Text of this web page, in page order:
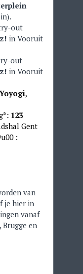
out
in Vooruit
out
in Vooruit
Yoyogi,
123
Gent
:
van
je hier in
vanaf
en